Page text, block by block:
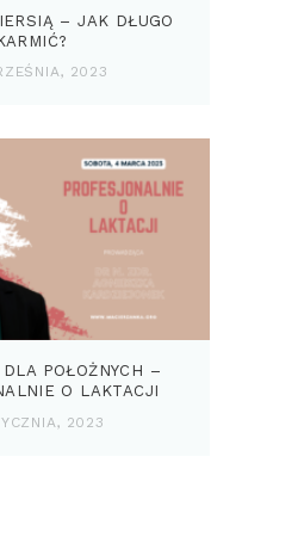
– JAK DŁUGO
2023
POŁOŻNYCH –
O LAKTACJI
2023